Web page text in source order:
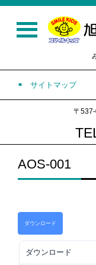
サイトマップ
〒
AOS-001
ダウンロード
ダウンロード